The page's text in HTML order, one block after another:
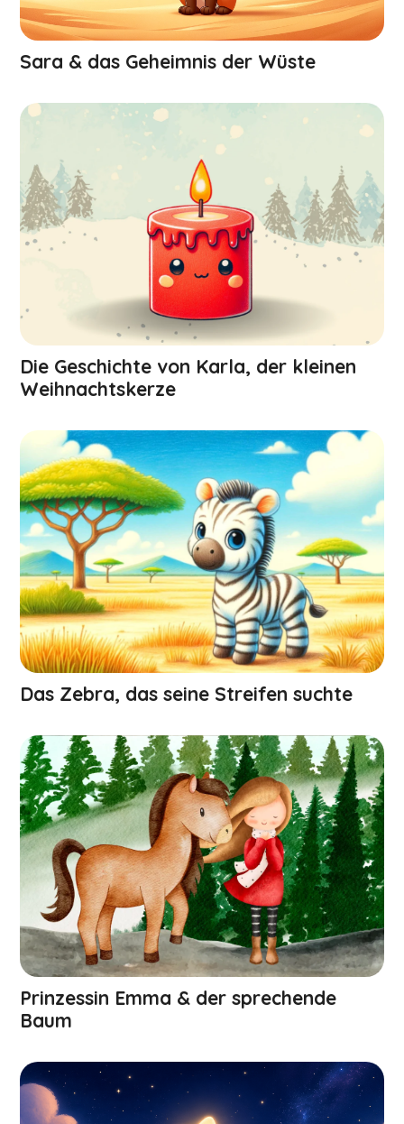
Sara & das Geheimnis der Wüste
Die Geschichte von Karla, der kleinen
Weihnachts­kerze
Das Zebra, das seine Streifen suchte
Prinzessin Emma & der sprechende
Baum